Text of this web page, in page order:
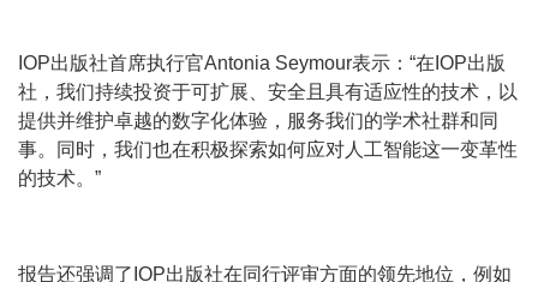
IOP出版社首席执行官Antonia Seymour表示：“在IOP出版
社，我们持续投资于可扩展、安全且具有适应性的技术，以
提供并维护卓越的数字化体验，服务我们的学术社群和同
事。同时，我们也在积极探索如何应对人工智能这一变革性
的技术。”
报告还强调了IOP出版社在同行评审方面的领先地位，例如